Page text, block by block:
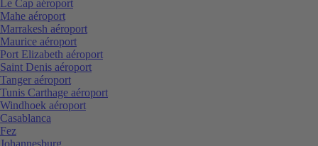
Le Cap aéroport
Mahe aéroport
Marrakesh aéroport
Maurice aéroport
Port Elizabeth aéroport
Saint Denis aéroport
Tanger aéroport
Tunis Carthage aéroport
Windhoek aéroport
Casablanca
Fez
Johannesburg